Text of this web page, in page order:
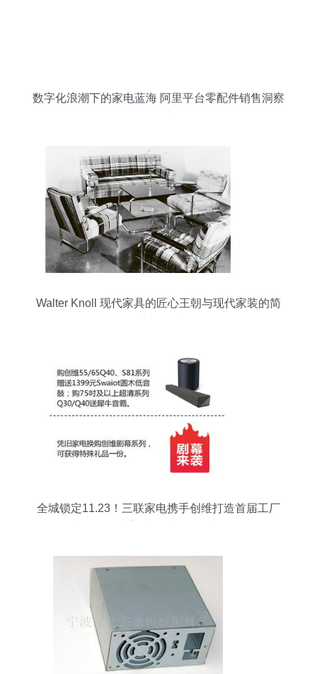
数字化浪潮下的家电蓝海 阿里平台零配件销售洞察
Walter Knoll 现代家具的匠心王朝与现代家装的简
全城锁定11.23！三联家电携手创维打造首届工厂